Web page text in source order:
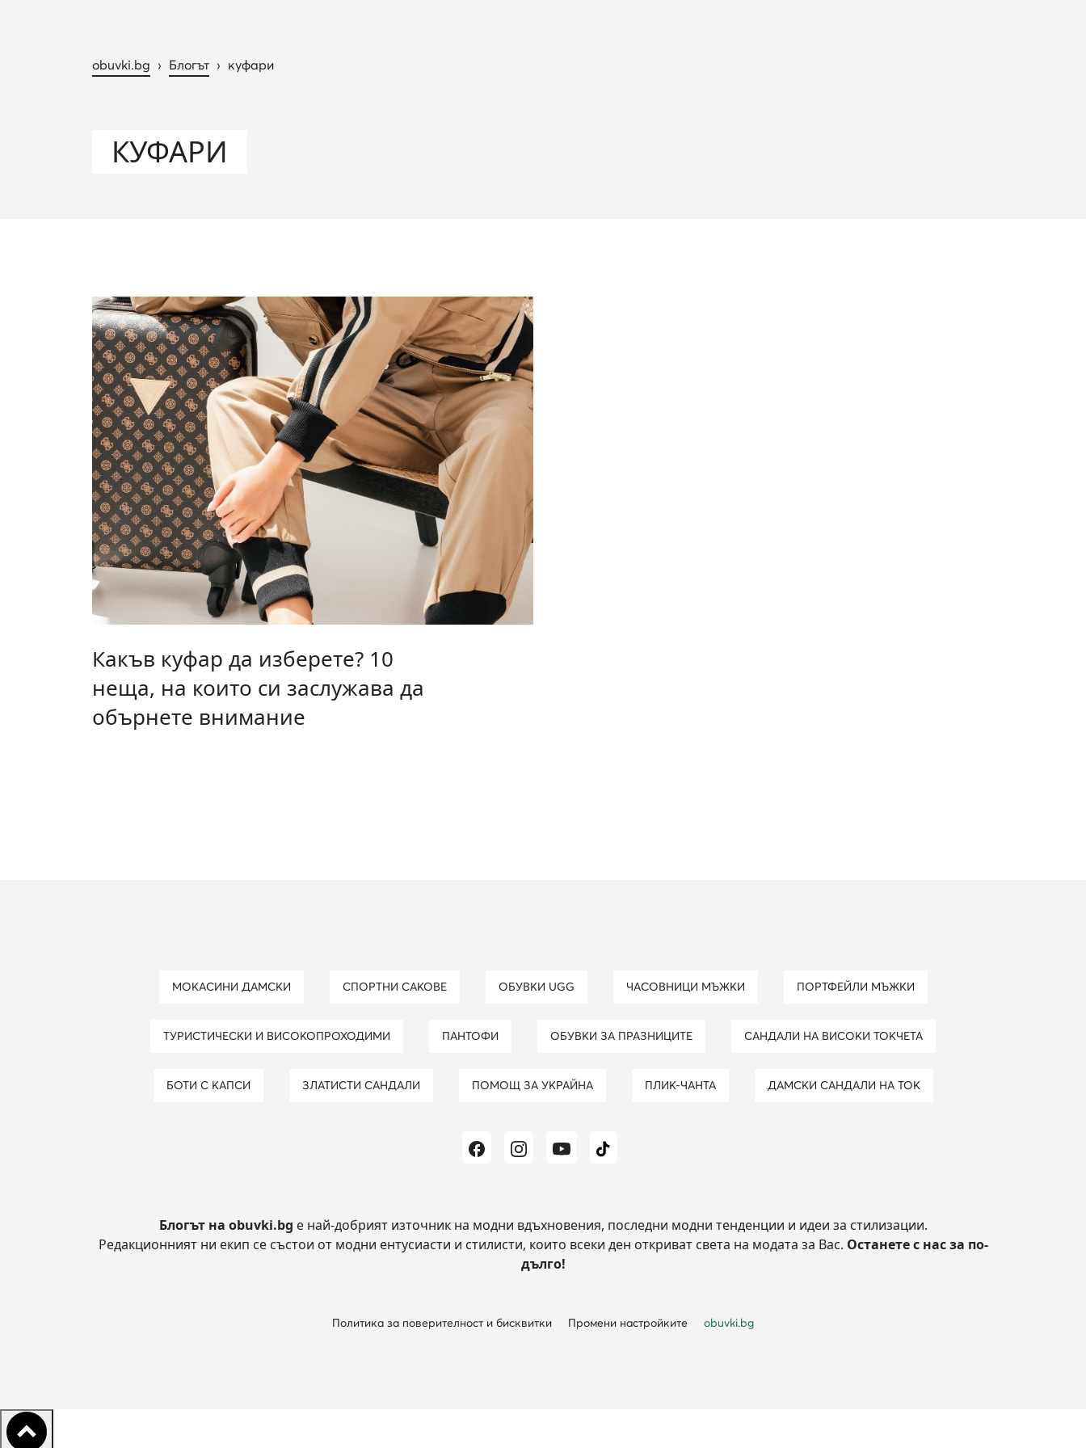
obuvki.bg › Блогът › куфари
КУФАРИ
Какъв куфар да изберете? 10
неща, на които си заслужава да
обърнете внимание
МОКАСИНИ ДАМСКИ СПОРТНИ САКОВЕ ОБУВКИ UGG ЧАСОВНИЦИ МЪЖКИ ПОРТФЕЙЛИ МЪЖКИ
ТУРИСТИЧЕСКИ И ВИСОКОПРОХОДИМИ ПАНТОФИ ОБУВКИ ЗА ПРАЗНИЦИТЕ САНДАЛИ НА ВИСОКИ ТОКЧЕТА
БОТИ С КАПСИ ЗЛАТИСТИ САНДАЛИ ПОМОЩ ЗА УКРАЙНА ПЛИК-ЧАНТА ДАМСКИ САНДАЛИ НА ТОК
Блогът на obuvki.bg е най-добрият източник на модни вдъхновения, последни модни тенденции и идеи за стилизации.
Редакционният ни екип се състои от модни ентусиасти и стилисти, които всеки ден откриват света на модата за Вас. Останете с нас за по-
дълго!
Политика за поверителност и бисквитки Промени настройките obuvki.bg